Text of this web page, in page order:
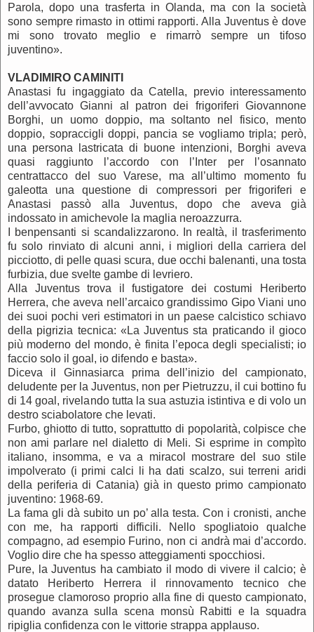
Parola, dopo una trasferta in Olanda, ma con la società
sono sempre rimasto in ottimi rapporti. Alla Juventus è dove
mi sono trovato meglio e rimarrò sempre un tifoso
juventino».
VLADIMIRO CAMINITI
Anastasi fu ingaggiato da Catella, previo interessamento
dell’avvocato Gianni al patron dei frigoriferi Giovannone
Borghi, un uomo doppio, ma soltanto nel fisico, mento
doppio, sopraccigli doppi, pancia se vogliamo tripla; però,
una persona lastricata di buone intenzioni, Borghi aveva
quasi raggiunto l’accordo con l’Inter per l’osannato
centrattacco del suo Varese, ma all’ultimo momento fu
galeotta una questione di compressori per frigoriferi e
Anastasi passò alla Juventus, dopo che aveva già
indossato in amichevole la maglia neroazzurra.
I benpensanti si scandalizzarono. In realtà, il trasferimento
fu solo rinviato di alcuni anni, i migliori della carriera del
picciotto, di pelle quasi scura, due occhi balenanti, una tosta
furbizia, due svelte gambe di levriero.
Alla Juventus trova il fustigatore dei costumi Heriberto
Herrera, che aveva nell’arcaico grandissimo Gipo Viani uno
dei suoi pochi veri estimatori in un paese calcistico schiavo
della pigrizia tecnica: «La Juventus sta praticando il gioco
più moderno del mondo, è finita l’epoca degli specialisti; io
faccio solo il goal, io difendo e basta».
Diceva il Ginnasiarca prima dell’inizio del campionato,
deludente per la Juventus, non per Pietruzzu, il cui bottino fu
di 14 goal, rivelando tutta la sua astuzia istintiva e di volo un
destro sciabolatore che levati.
Furbo, ghiotto di tutto, soprattutto di popolarità, colpisce che
non ami parlare nel dialetto di Meli. Si esprime in compìto
italiano, insomma, e va a miracol mostrare del suo stile
impolverato (i primi calci li ha dati scalzo, sui terreni aridi
della periferia di Catania) già in questo primo campionato
juventino: 1968-69.
La fama gli dà subito un po’ alla testa. Con i cronisti, anche
con me, ha rapporti difficili. Nello spogliatoio qualche
compagno, ad esempio Furino, non ci andrà mai d’accordo.
Voglio dire che ha spesso atteggiamenti spocchiosi.
Pure, la Juventus ha cambiato il modo di vivere il calcio; è
datato Heriberto Herrera il rinnovamento tecnico che
prosegue clamoroso proprio alla fine di questo campionato,
quando avanza sulla scena monsù Rabitti e la squadra
ripiglia confidenza con le vittorie strappa applauso.